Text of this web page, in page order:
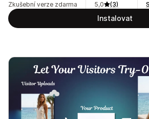
Zkušební verze zdarma
5,0
(3)
Instalovat